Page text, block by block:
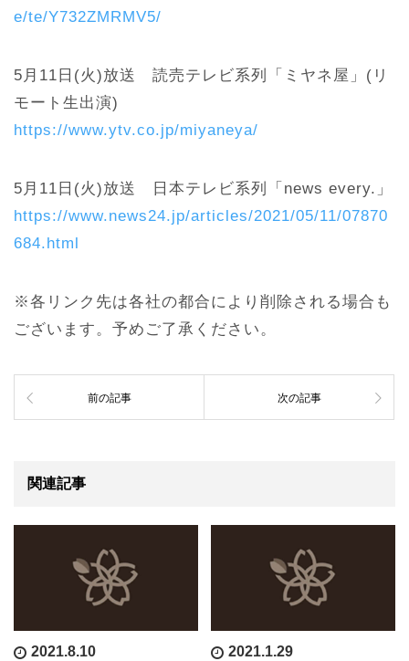
e/te/Y732ZMRMV5/
5月11日(火)放送 読売テレビ系列「ミヤネ屋」(リ
モート生出演)
https://www.ytv.co.jp/miyaneya/
5月11日(火)放送 日本テレビ系列「news every.」
https://www.news24.jp/articles/2021/05/11/07870
684.html
※各リンク先は各社の都合により削除される場合も
ございます。予めご了承ください。
前の記事 次の記事
関連記事
2021.8.10 2021.1.29